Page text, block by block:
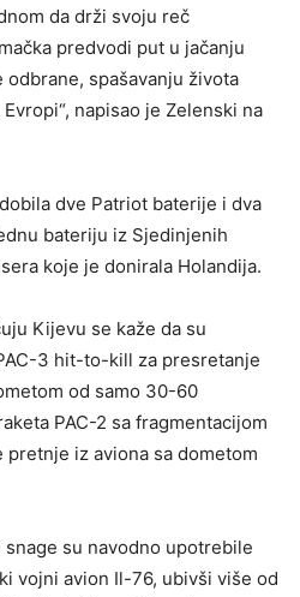
da drži svoju reč
predvodi put u jačanju
spašavanju života
napisao je Zelenski na
dve Patriot baterije i dva
bateriju iz Sjedinjenih
koje je donirala Holandija.
Kijevu se kaže da su
3 hit-to-kill za presretanje
od samo 30-60
PAC-2 sa fragmentacijom
iz aviona sa dometom
snage su navodno upotrebile
vojni avion Il-76, ubivši više od